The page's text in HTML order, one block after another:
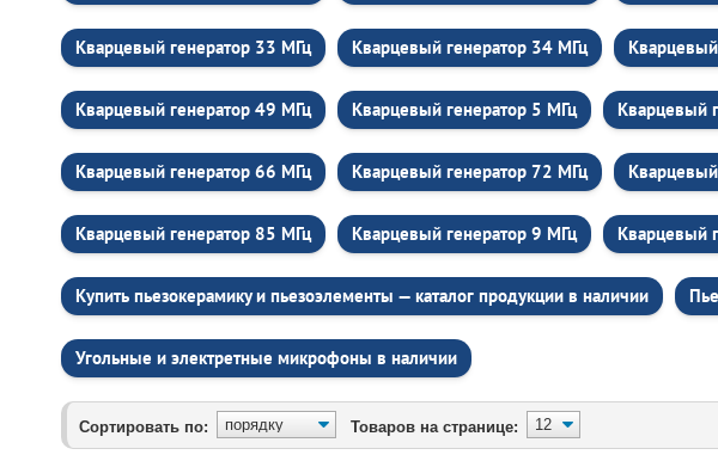
Кварцевый генератор 33 МГц Кварцевый генератор 34 МГц
Кварцевый генератор 49 МГц Кварцевый генератор 5 МГц Кварцевый
Кварцевый генератор 66 МГц Кварцевый генератор 72 МГц
Кварцевый генератор 85 МГц Кварцевый генератор 9 МГц Кварцевый
Купить пьезокерамику и пьезоэлементы — каталог продукции в наличии
Угольные и электретные микрофоны в наличии
Сортировать по: Товаров на странице: